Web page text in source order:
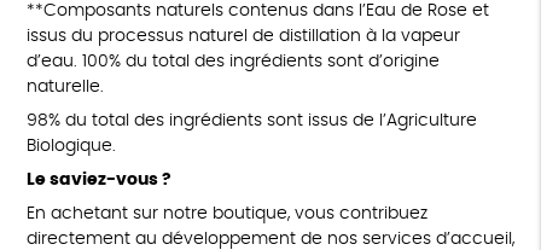
**Composants naturels contenus dans l’Eau de Rose et
issus du processus naturel de distillation à la vapeur
d’eau. 100% du total des ingrédients sont d’origine
naturelle.
98% du total des ingrédients sont issus de l’Agriculture
Biologique.
Le saviez-vous ?
En achetant sur notre boutique, vous contribuez
directement au développement de nos services d’accueil,